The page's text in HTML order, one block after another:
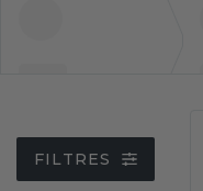
FILTRES